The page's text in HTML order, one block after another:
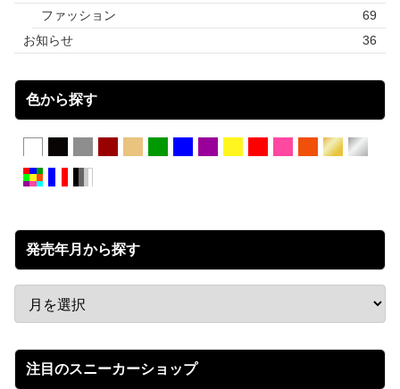
ファッション
69
お知らせ
36
色から探す
発売年月から探す
注目のスニーカーショップ